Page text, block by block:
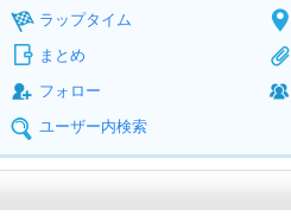
ラップタイム
まとめ
フォロー
ユーザー内検索